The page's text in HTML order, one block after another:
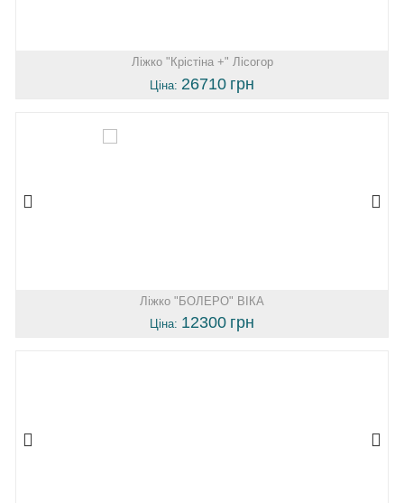
Ліжко "Крістіна +" Лісогор
Ціна: 26710 грн
Ліжко "БОЛЕРО" ВІКА
Ціна: 12300 грн